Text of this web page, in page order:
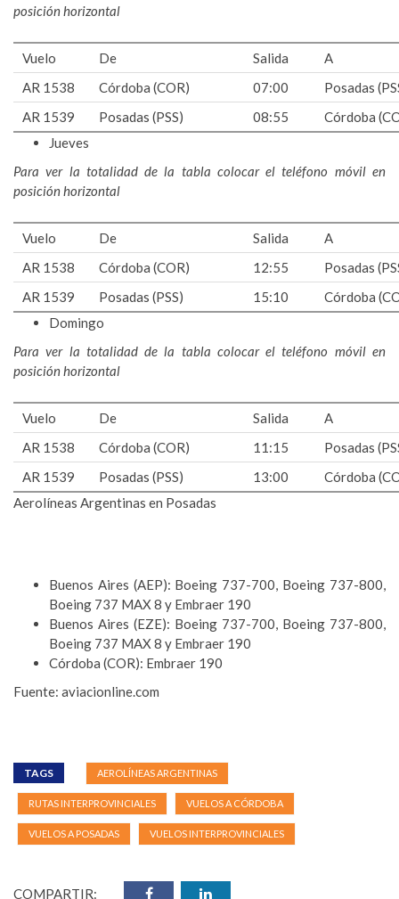
posición horizontal
Vuelo De Salida
A
AR 1538
Córdoba (COR) 07:00
Posadas
AR 1539
Posadas (PSS) 08:55
Córdoba
Jueves
Para ver la totalidad de la tabla colocar el teléfono móvil en
posición horizontal
Vuelo De Salida
A
AR 1538
Córdoba (COR) 12:55
Posadas
AR 1539
Posadas (PSS) 15:10
Córdoba
Domingo
Para ver la totalidad de la tabla colocar el teléfono móvil en
posición horizontal
Vuelo De Salida
A
AR 1538
Córdoba (COR) 11:15
Posadas
AR 1539
Posadas (PSS) 13:00
Córdoba
Aerolíneas Argentinas en Posadas
Buenos Aires (AEP): Boeing 737-700, Boeing 737-800,
Boeing 737 MAX 8 y Embraer 190
Buenos Aires (EZE): Boeing 737-700, Boeing 737-800,
Boeing 737 MAX 8 y Embraer 190
Córdoba (COR): Embraer 190
Fuente: aviacionline.com
TAGS AEROLÍNEAS ARGENTINAS
RUTAS INTERPROVINCIALES VUELOS A CÓRDOBA
VUELOS A POSADAS VUELOS INTERPROVINCIALES
COMPARTIR: